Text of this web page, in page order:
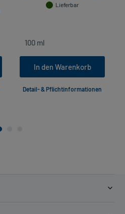
Lieferbar
In den Warenkorb
Detail- & Pflichtinformationen